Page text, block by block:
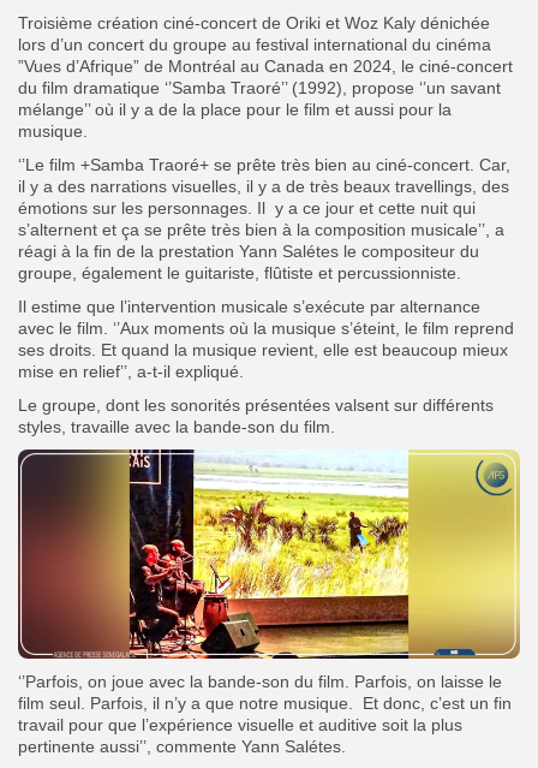
Troisième création ciné-concert de Oriki et Woz Kaly dénichée
lors d’un concert du groupe au festival international du cinéma
”Vues d’Afrique” de Montréal au Canada en 2024, le ciné-concert
du film dramatique ‘’Samba Traoré’’ (1992), propose ‘’un savant
mélange’’ où il y a de la place pour le film et aussi pour la
musique.
‘’Le film +Samba Traoré+ se prête très bien au ciné-concert. Car,
il y a des narrations visuelles, il y a de très beaux travellings, des
émotions sur les personnages. Il y a ce jour et cette nuit qui
s’alternent et ça se prête très bien à la composition musicale’’, a
réagi à la fin de la prestation Yann Salétes le compositeur du
groupe, également le guitariste, flûtiste et percussionniste.
Il estime que l’intervention musicale s’exécute par alternance
avec le film. ‘’Aux moments où la musique s’éteint, le film reprend
ses droits. Et quand la musique revient, elle est beaucoup mieux
mise en relief’’, a-t-il expliqué.
Le groupe, dont les sonorités présentées valsent sur différents
styles, travaille avec la bande-son du film.
‘’Parfois, on joue avec la bande-son du film. Parfois, on laisse le
film seul. Parfois, il n’y a que notre musique. Et donc, c’est un fin
travail pour que l’expérience visuelle et auditive soit la plus
pertinente aussi’’, commente Yann Salétes.